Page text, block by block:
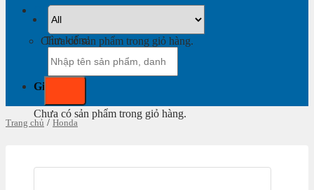
Giỏ hàng
Chưa có sản phẩm trong giỏ hàng.
Giỏ hàng
Chưa có sản phẩm trong giỏ hàng.
Tìm kiếm:
Trang chủ / Honda